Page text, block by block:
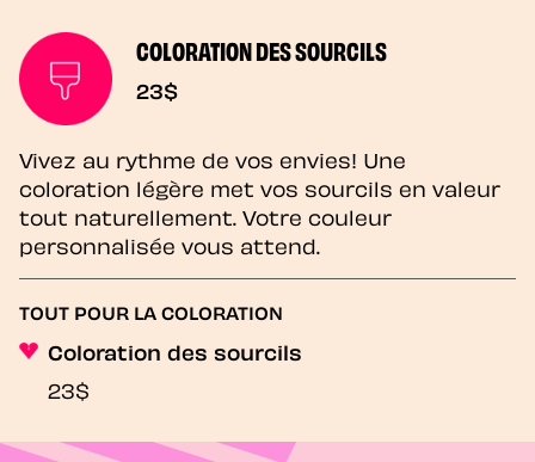
COLORATION DES SOURCILS
23$
Vivez au rythme de vos envies! Une
coloration légère met vos sourcils en valeur
tout naturellement. Votre couleur
personnalisée vous attend.
TOUT POUR LA COLORATION
Coloration des sourcils
23$